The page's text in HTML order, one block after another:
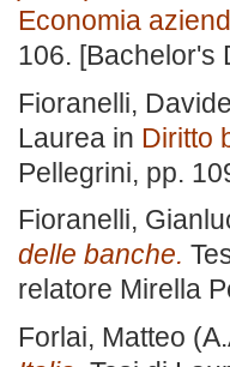
Economia
106. [Bachelor's
Fioranelli,
Laurea in Diritto
Pellegrini, pp.
Fioranelli,
delle banche.
relatore Mirella
Forlai, Matteo